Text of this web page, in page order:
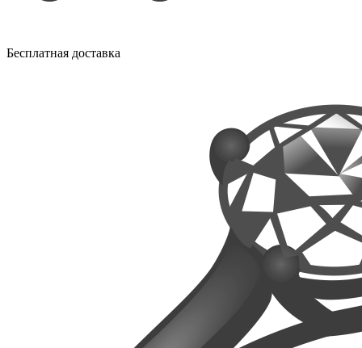
Бесплатная доставка